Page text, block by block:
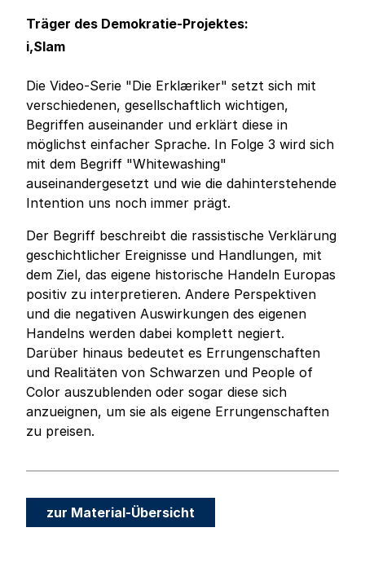
Träger des Demokratie-Projektes:
i,Slam
Die Video-Serie "Die Erklæriker" setzt sich mit
verschiedenen, gesellschaftlich wichtigen,
Begriffen auseinander und erklärt diese in
möglichst einfacher Sprache. In Folge 3 wird sich
mit dem Begriff "Whitewashing"
auseinandergesetzt und wie die dahinterstehende
Intention uns noch immer prägt.
Der Begriff beschreibt die rassistische Verklärung
geschichtlicher Ereignisse und Handlungen, mit
dem Ziel, das eigene historische Handeln Europas
positiv zu interpretieren. Andere Perspektiven
und die negativen Auswirkungen des eigenen
Handelns werden dabei komplett negiert.
Darüber hinaus bedeutet es Errungenschaften
und Realitäten von Schwarzen und People of
Color auszublenden oder sogar diese sich
anzueignen, um sie als eigene Errungenschaften
zu preisen.
zur Material-Übersicht